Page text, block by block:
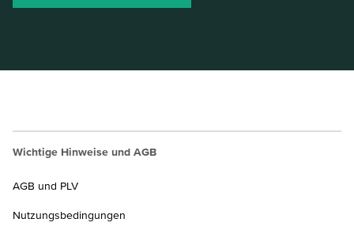
Wichtige Hinweise und AGB
AGB und PLV
Nutzungsbedingungen